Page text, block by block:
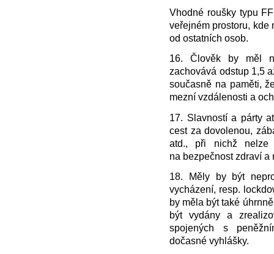
Vhodné roušky typu
veřejném prostoru, kde
od ostatních osob.
16. Člověk by měl
zachovává odstup 1,5
současně na paměti,
mezní vzdálenosti a
17. Slavností a párty
cest za dovolenou,
atd., při nichž nelze
na bezpečnost zdraví a
18. Měly by být
vycházení, resp.
by měla být také
být vydány a
spojených s
dočasné vyhlášky.